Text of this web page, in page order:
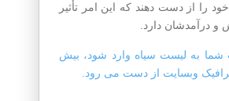
خود را از دست دهند که این امر تأثیر
و درآمدشان دارد.
شما به لیست سیاه وارد شود، بیش